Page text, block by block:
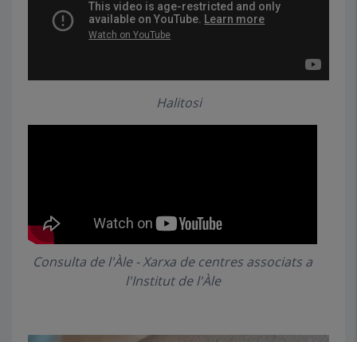
Halitosi
Consulta de l'Àle - Xarxa de centres associats a
l'Institut de l'Àle